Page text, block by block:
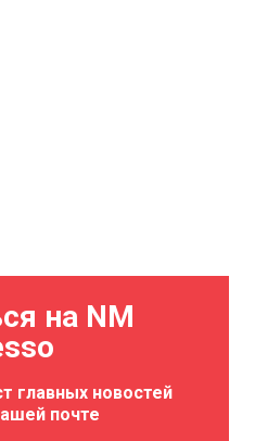
на NM
главных новостей
почте